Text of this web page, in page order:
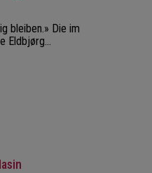
bleiben.» Die im
Eldbjørg…